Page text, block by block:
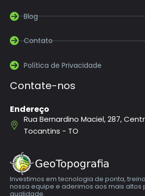
Blog
Contato
Política de Privacidade
Contate-nos
Endereço
Rua Bernardino Maciel, 287,
Tocantins - TO
Investimos em tecnologia de ponta,
nossa equipe e aderimos aos mais altos
qualidade.